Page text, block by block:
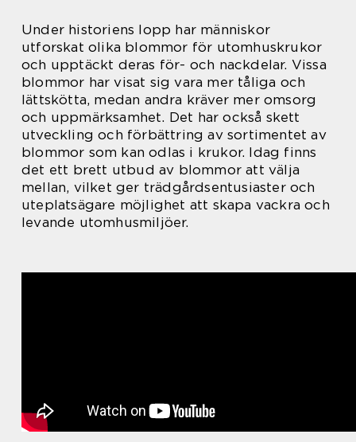
Under historiens lopp har människor
utforskat olika blommor för utomhuskrukor
och upptäckt deras för- och nackdelar. Vissa
blommor har visat sig vara mer tåliga och
lättskötta, medan andra kräver mer omsorg
och uppmärksamhet. Det har också skett
utveckling och förbättring av sortimentet av
blommor som kan odlas i krukor. Idag finns
det ett brett utbud av blommor att välja
mellan, vilket ger trädgårdsentusiaster och
uteplatsägare möjlighet att skapa vackra och
levande utomhusmiljöer.